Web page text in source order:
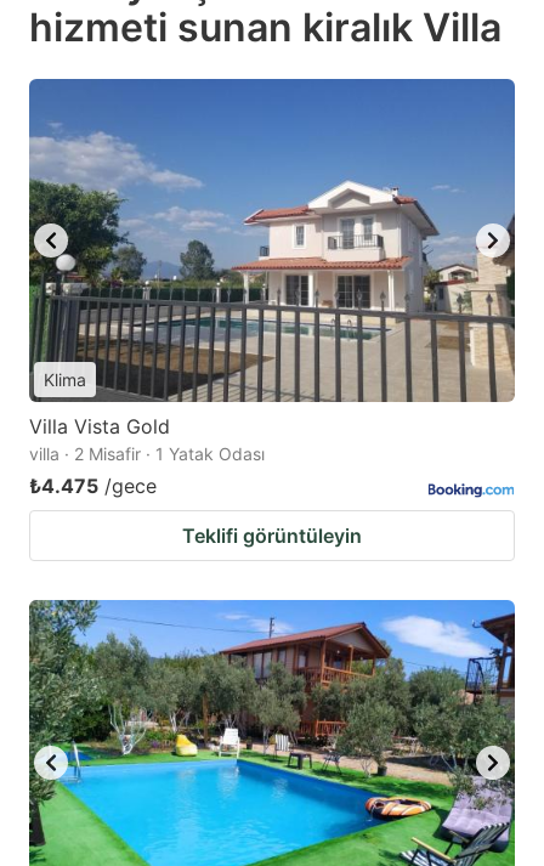
hizmeti sunan kiralık Villa
Klima
Villa Vista Gold
villa · 2 Misafir · 1 Yatak Odası
₺4.475 /gece
Teklifi görüntüleyin